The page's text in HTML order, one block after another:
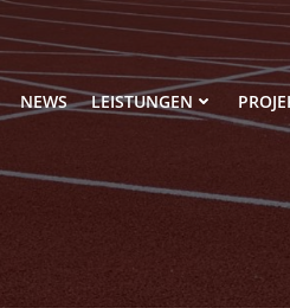
NEWS LEISTUNGEN